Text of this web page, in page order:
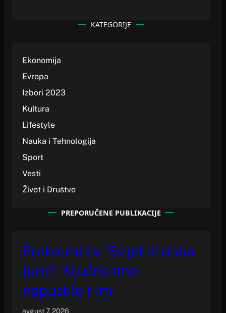
KATEGORIJE
Ekonomija
Evropa
Izbori 2023
Kultura
Lifestyle
Nauka i Tehnologija
Sport
Vesti
Život i Društvo
PREPORUČENE PUBLIKACIJE
Problemi za "Svijet iz doba
Jure": Ključno ime
napustilo film
avgust 7, 2026